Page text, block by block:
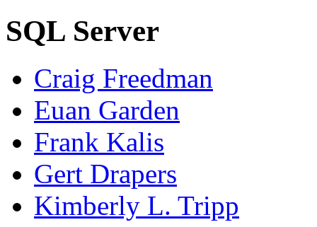
SQL Server
Craig Freedman
Euan Garden
Frank Kalis
Gert Drapers
Kimberly L. Tripp